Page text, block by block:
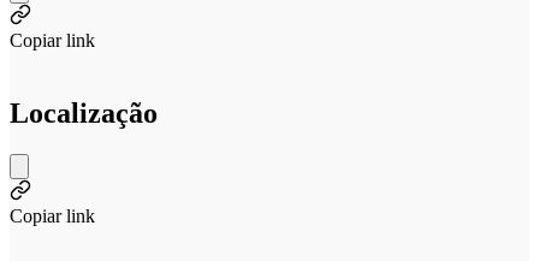
Copiar link
Localização
Copiar link